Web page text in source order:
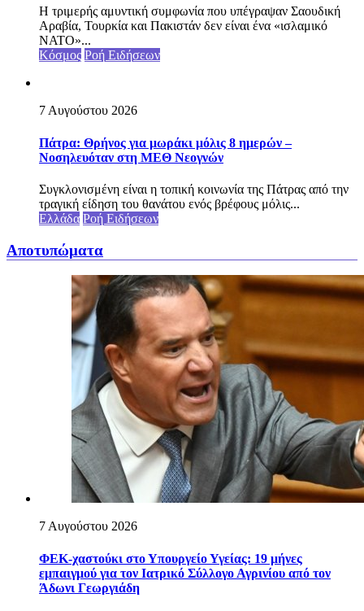
Η τριμερής αμυντική συμφωνία που υπέγραψαν Σαουδική
Αραβία, Τουρκία και Πακιστάν δεν είναι ένα «ισλαμικό
ΝΑΤΟ»...
Κόσμος Ροή Ειδήσεων
7 Αυγούστου 2026
Πάτρα: Θρήνος για μωράκι μόλις 8 ημερών –
Νοσηλευόταν στη ΜΕΘ Νεογνών
Συγκλονισμένη είναι η τοπική κοινωνία της Πάτρας από την
τραγική είδηση του θανάτου ενός βρέφους μόλις...
Ελλάδα Ροή Ειδήσεων
Αποτυπώματα
7 Αυγούστου 2026
ΦΕΚ-χαστούκι στο Υπουργείο Υγείας: 19 μήνες
εμπαιγμού για τον Ιατρικό Σύλλογο Αγρινίου από τον
Άδωνι Γεωργιάδη